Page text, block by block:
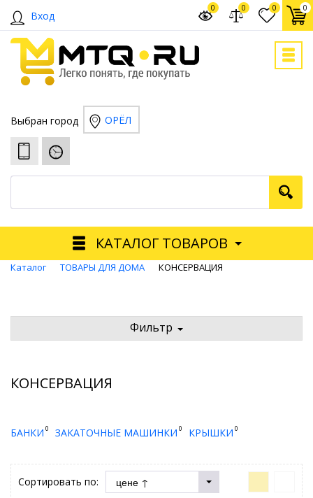
Вход
0 0
0 0
Выбран город ОРЁЛ
КАТАЛОГ ТОВАРОВ
Каталог ТОВАРЫ ДЛЯ ДОМА КОНСЕРВАЦИЯ
Фильтр
КОНСЕРВАЦИЯ
БАНКИ 0 ЗАКАТОЧНЫЕ МАШИНКИ 0 КРЫШКИ 0
Сортировать по: